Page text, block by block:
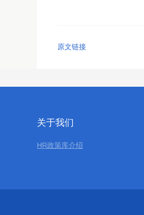
原文链接
关于我们
HR政策库介绍